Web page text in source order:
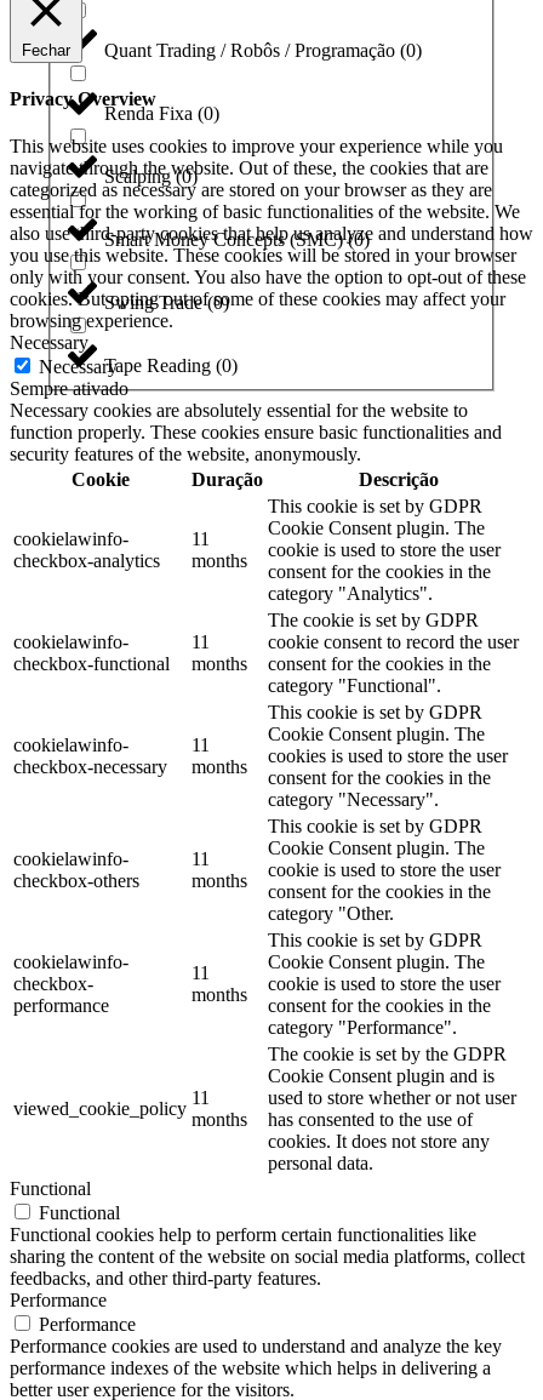
Quant Trading / Robôs / Programação (0)
Renda Fixa (0)
Scalping(0)
Smart Money Concepts (SMC)(0)
Swing Trade(0)
Tape Reading (0)
Fechar
Privacy Overview
This website uses cookies to improve your experience while you
navigate through the website. Out of these, the cookies that are
categorized as necessary are stored on your browser as they are
essential for the working of basic functionalities of the website. We
also use third-party cookies that help us analyze and understand how
you use this website. These cookies will be stored in your browser
only with your consent. You also have the option to opt-out of these
cookies. But opting out of some of these cookies may affect your
browsing experience.
Necessary
Necessary
Sempre ativado
Necessary cookies are absolutely essential for the website to
function properly. These cookies ensure basic functionalities and
security features of the website, anonymously.
Cookie
Duração Descrição
cookielawinfo-
checkbox-analytics
11
months
This cookie is set by GDPR
Cookie Consent plugin. The
cookie is used to store the user
consent for the cookies in the
category "Analytics".
cookielawinfo-
checkbox-functional
11
months
The cookie is set by GDPR
cookie consent to record the user
consent for the cookies in the
category "Functional".
cookielawinfo-
checkbox-necessary
11
months
This cookie is set by GDPR
Cookie Consent plugin. The
cookies is used to store the user
consent for the cookies in the
category "Necessary".
cookielawinfo-
checkbox-others
11
months
This cookie is set by GDPR
Cookie Consent plugin. The
cookie is used to store the user
consent for the cookies in the
category "Other.
cookielawinfo-
checkbox-
performance
11
months
This cookie is set by GDPR
Cookie Consent plugin. The
cookie is used to store the user
consent for the cookies in the
category "Performance".
viewed_cookie_policy
11
months
The cookie is set by the GDPR
Cookie Consent plugin and is
used to store whether or not user
has consented to the use of
cookies. It does not store any
personal data.
Functional
Functional
Functional cookies help to perform certain functionalities like
sharing the content of the website on social media platforms, collect
feedbacks, and other third-party features.
Performance
Performance
Performance cookies are used to understand and analyze the key
performance indexes of the website which helps in delivering a
better user experience for the visitors.